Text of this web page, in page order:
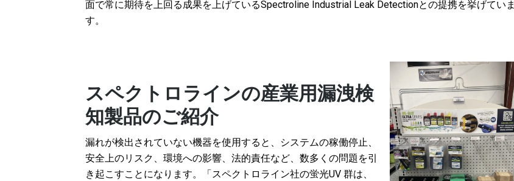
面で常に期待を上回る成果を上げているSpectroline Industrial Leak Detectionとの提携を挙げていま
す。
スペクトロラインの産業用漏洩検
知製品のご紹介
漏れが検出されていない機器を使用すると、システムの稼働停止、
安全上のリスク、環境への影響、法的責任など、数多くの問題を引
き起こすことになります。「スペクトロライン社の蛍光UV 群は、